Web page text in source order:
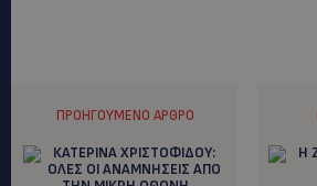
ΠΡΟΗΓΟΎΜΕΝΟ ΆΡΘΡΟ